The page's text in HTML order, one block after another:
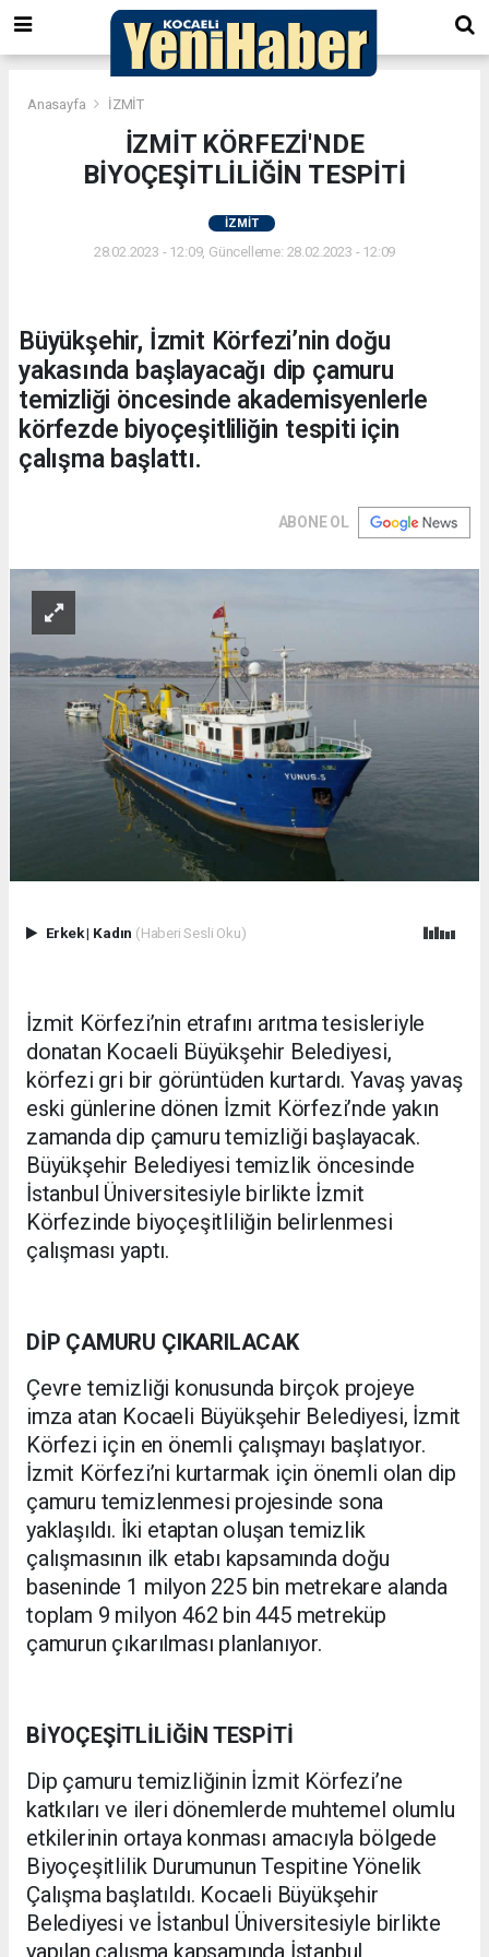
Anasayfa İZMİT
İZMİT KÖRFEZİ'NDE
BİYOÇEŞİTLİLİĞİN TESPİTİ
İZMİT
28.02.2023 - 12:09, Güncelleme: 28.02.2023 - 12:09
Büyükşehir, İzmit Körfezi’nin doğu
yakasında başlayacağı dip çamuru
temizliği öncesinde akademisyenlerle
körfezde biyoçeşitliliğin tespiti için
çalışma başlattı.
ABONE OL
Erkek| Kadın (Haberi Sesli Oku)
İzmit Körfezi’nin etrafını arıtma tesisleriyle
donatan Kocaeli Büyükşehir Belediyesi,
körfezi gri bir görüntüden kurtardı. Yavaş yavaş
eski günlerine dönen İzmit Körfezi’nde yakın
zamanda dip çamuru temizliği başlayacak.
Büyükşehir Belediyesi temizlik öncesinde
İstanbul Üniversitesiyle birlikte İzmit
Körfezinde biyoçeşitliliğin belirlenmesi
çalışması yaptı.
DİP ÇAMURU ÇIKARILACAK
Çevre temizliği konusunda birçok projeye
imza atan Kocaeli Büyükşehir Belediyesi, İzmit
Körfezi için en önemli çalışmayı başlatıyor.
İzmit Körfezi’ni kurtarmak için önemli olan dip
çamuru temizlenmesi projesinde sona
yaklaşıldı. İki etaptan oluşan temizlik
çalışmasının ilk etabı kapsamında doğu
baseninde 1 milyon 225 bin metrekare alanda
toplam 9 milyon 462 bin 445 metreküp
çamurun çıkarılması planlanıyor.
BİYOÇEŞİTLİLİĞİN TESPİTİ
Dip çamuru temizliğinin İzmit Körfezi’ne
katkıları ve ileri dönemlerde muhtemel olumlu
etkilerinin ortaya konması amacıyla bölgede
Biyoçeşitlilik Durumunun Tespitine Yönelik
Çalışma başlatıldı. Kocaeli Büyükşehir
Belediyesi ve İstanbul Üniversitesiyle birlikte
yapılan çalışma kapsamında İstanbul